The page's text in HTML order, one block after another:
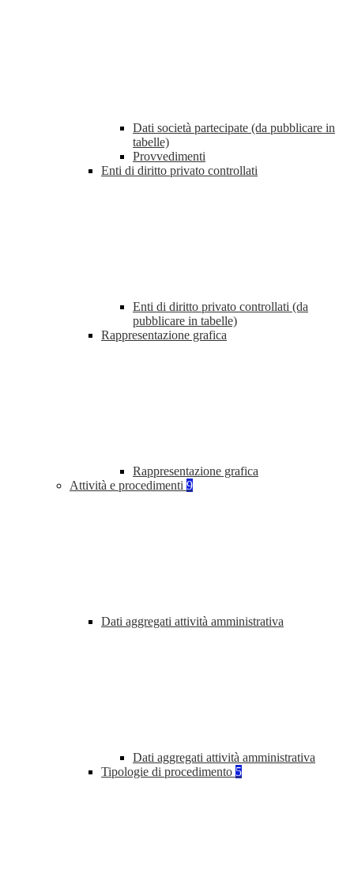
Dati società partecipate (da pubblicare in
tabelle)
Provvedimenti
Enti di diritto privato controllati
Enti di diritto privato controllati (da
pubblicare in tabelle)
Rappresentazione grafica
Rappresentazione grafica
Attività e procedimenti 9
Dati aggregati attività amministrativa
Dati aggregati attività amministrativa
Tipologie di procedimento 5